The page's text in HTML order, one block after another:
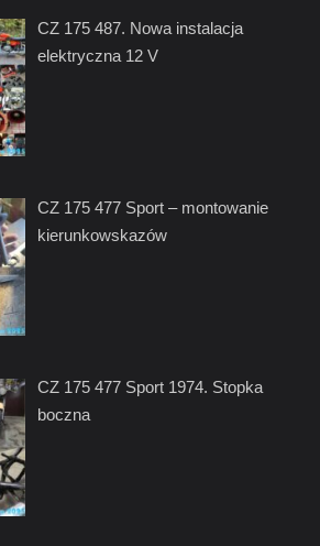
CZ 175 487. Nowa instalacja
elektryczna 12 V
CZ 175 477 Sport – montowanie
kierunkowskazów
CZ 175 477 Sport 1974. Stopka
boczna